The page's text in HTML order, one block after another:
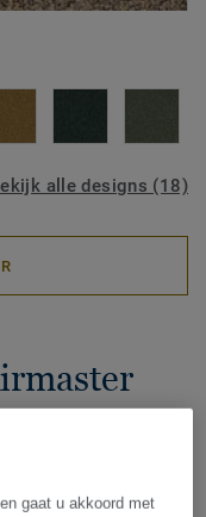
alle designs (18)
gaat u akkoord met